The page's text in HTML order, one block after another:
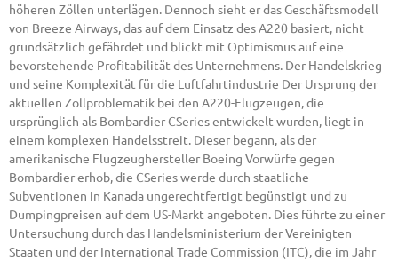
höheren Zöllen unterlägen. Dennoch sieht er das Geschäftsmodell
von Breeze Airways, das auf dem Einsatz des A220 basiert, nicht
grundsätzlich gefährdet und blickt mit Optimismus auf eine
bevorstehende Profitabilität des Unternehmens. Der Handelskrieg
und seine Komplexität für die Luftfahrtindustrie Der Ursprung der
aktuellen Zollproblematik bei den A220-Flugzeugen, die
ursprünglich als Bombardier CSeries entwickelt wurden, liegt in
einem komplexen Handelsstreit. Dieser begann, als der
amerikanische Flugzeughersteller Boeing Vorwürfe gegen
Bombardier erhob, die CSeries werde durch staatliche
Subventionen in Kanada ungerechtfertigt begünstigt und zu
Dumpingpreisen auf dem US-Markt angeboten. Dies führte zu einer
Untersuchung durch das Handelsministerium der Vereinigten
Staaten und der International Trade Commission (ITC), die im Jahr